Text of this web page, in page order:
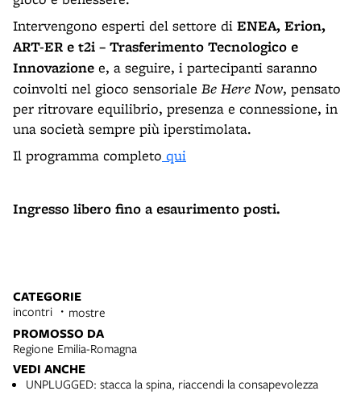
Intervengono esperti del settore di ENEA, Erion,
ART-ER e t2i – Trasferimento Tecnologico e
Innovazione e, a seguire, i partecipanti saranno
coinvolti nel gioco sensoriale Be Here Now, pensato
per ritrovare equilibrio, presenza e connessione, in
una società sempre più iperstimolata.
Il programma completo qui
Ingresso libero fino a esaurimento posti.
CATEGORIE
incontri mostre
PROMOSSO DA
Regione Emilia-Romagna
VEDI ANCHE
UNPLUGGED: stacca la spina, riaccendi la consapevolezza